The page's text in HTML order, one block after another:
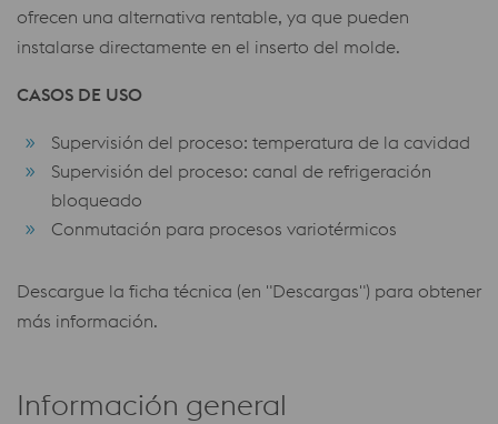
ofrecen una alternativa rentable, ya que pueden
instalarse directamente en el inserto del molde.
CASOS DE USO
Supervisión del proceso: temperatura de la cavidad
Supervisión del proceso: canal de refrigeración
bloqueado
Conmutación para procesos variotérmicos
Descargue la ficha técnica (en "Descargas") para obtener
más información.
Información general